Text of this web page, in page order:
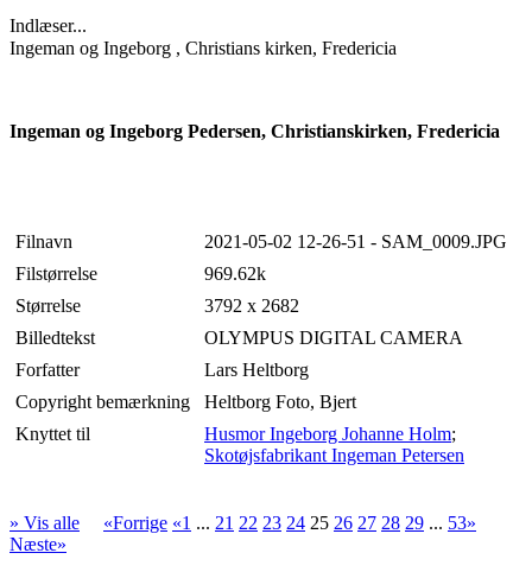
Indlæser...
Ingeman og Ingeborg , Christians kirken, Fredericia
Ingeman og Ingeborg Pedersen, Christianskirken, Fredericia
Filnavn
2021-05-02 12-26-51 - SAM_0009.JPG
Filstørrelse
969.62k
Størrelse
3792 x 2682
Billedtekst
OLYMPUS DIGITAL CAMERA
Forfatter
Lars Heltborg
Copyright bemærkning
Heltborg Foto, Bjert
Knyttet til
Husmor Ingeborg Johanne Holm;
Skotøjsfabrikant Ingeman Petersen
» Vis alle «Forrige «1 ... 21 22 23 24 25 26 27 28 29 ... 53»
Næste»